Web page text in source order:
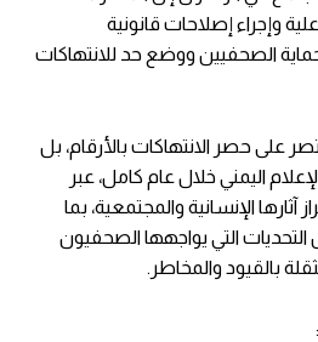
وإجراء إصلاحات قانونية
الصحفيين ووضع حد للانتهاكات
على حصر الانتهاكات بالأرقام، بل
اليمني خلال عام كامل، عبر
آثارها الإنسانية والمجتمعية، بما
التي يواجهها الصحفيون
بالقيود والمخاطر.